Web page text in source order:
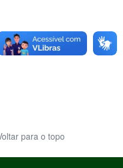
para o topo